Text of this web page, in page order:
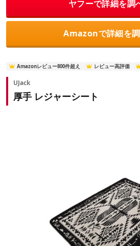
ヤフーで詳細を調
Amazonで詳細を
Amazonレビュー800件超え レビュー高評価
UJack
厚手 レジャーシート